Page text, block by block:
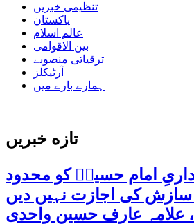
تنظیمی خبریں
پاکستان
عالم اسلام
بین الاقوامی
ترقیاتی منصوبے
آرٹیکلز
ہمارے بارے میں
تازه خبریں
امام حسینؑ کو محدود
کی اجازت نہیں دیں
علامہ عارف حسین واحدی